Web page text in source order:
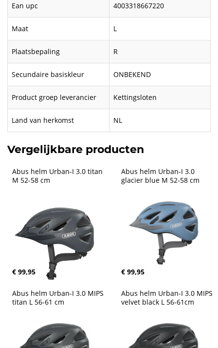
Ean upc 4003318667220
Maat L
Plaatsbepaling R
Secundaire basiskleur ONBEKEND
Product groep leverancier Kettingsloten
Land van herkomst NL
Vergelijkbare producten
Abus helm Urban-I 3.0 titan
M 52-58 cm
€ 99,95
Abus helm Urban-I 3.0
glacier blue M 52-58 cm
€ 99,95
Abus helm Urban-I 3.0 MIPS
titan L 56-61 cm
Abus helm Urban-I 3.0 MIPS
velvet black L 56-61cm